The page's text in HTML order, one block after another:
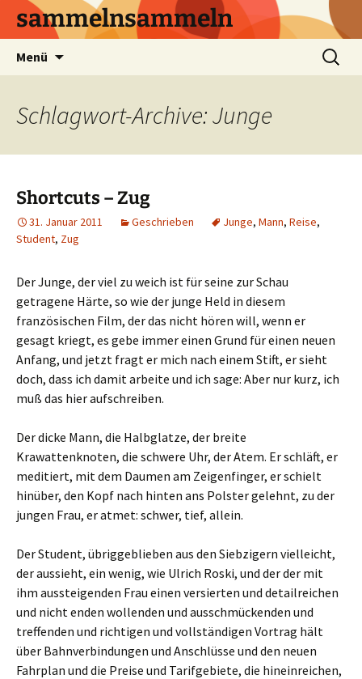
sammelnsammeln
Menü
Suchen
nach:
Schlagwort-Archive: Junge
Shortcuts – Zug
31. Januar 2011 Geschrieben Junge, Mann, Reise,
Student, Zug
Der Junge, der viel zu weich ist für seine zur Schau
getragene Härte, so wie der junge Held in diesem
französischen Film, der das nicht hören will, wenn er
gesagt kriegt, es gebe immer einen Grund für einen neuen
Anfang, und jetzt fragt er mich nach einem Stift, er sieht
doch, dass ich damit arbeite und ich sage: Aber nur kurz, ich
muß das hier aufschreiben.
Der dicke Mann, die Halbglatze, der breite
Krawattenknoten, die schwere Uhr, der Atem. Er schläft, er
meditiert, mit dem Daumen am Zeigenfinger, er schielt
hinüber, den Kopf nach hinten ans Polster gelehnt, zu der
jungen Frau, er atmet: schwer, tief, allein.
Der Student, übriggeblieben aus den Siebzigern vielleicht,
der aussieht, ein wenig, wie Ulrich Roski, und der der mit
ihm aussteigenden Frau einen versierten und detailreichen
und nicht enden wollenden und ausschmückenden und
treffenden und richtigen und vollständigen Vortrag hält
über Bahnverbindungen und Anschlüsse und den neuen
Fahrplan und die Preise und Tarifgebiete, die hineinreichen,